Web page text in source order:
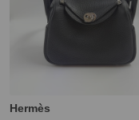
Hermès